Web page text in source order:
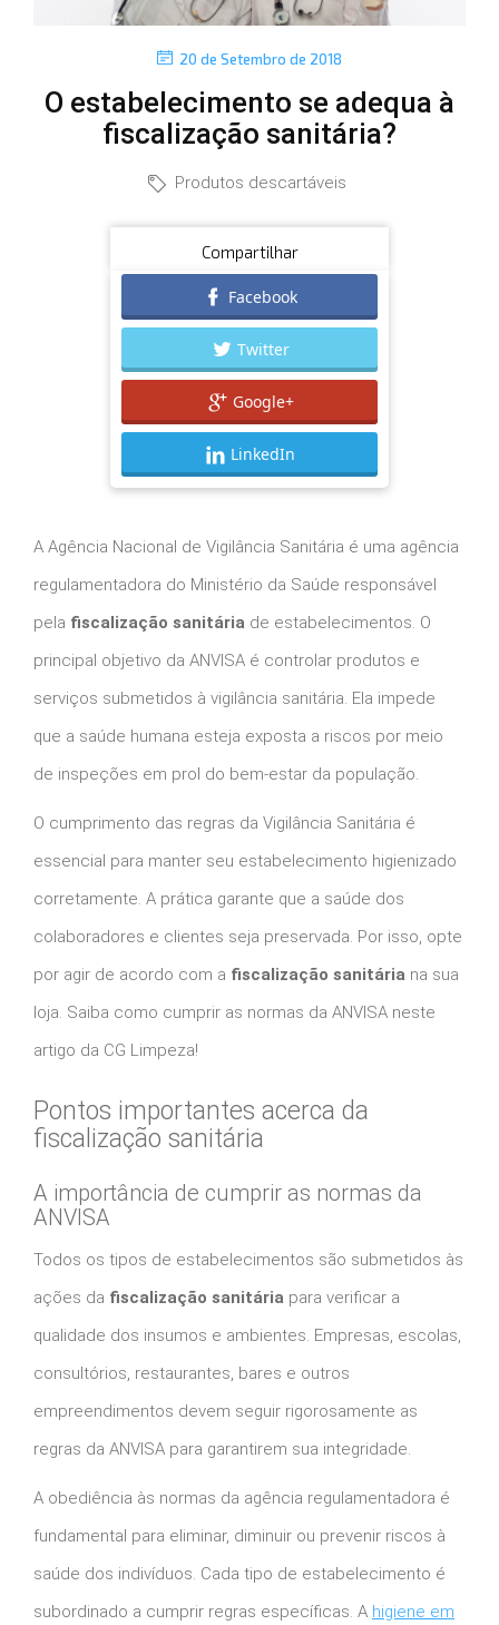
P
s
t
e
o
20 de Setembro de 2018
O estabelecimento se adequa à
fiscalização sanitária?
C
g
r
i
s
Produtos descartáveis
Compartilhar
Facebook
Twitter
Google+
LinkedIn
A Agência Nacional de Vigilância Sanitária é uma agência
regulamentadora do Ministério da Saúde responsável
pela fiscalização sanitária de estabelecimentos. O
principal objetivo da ANVISA é controlar produtos e
serviços submetidos à vigilância sanitária. Ela impede
que a saúde humana esteja exposta a riscos por meio
de inspeções em prol do bem-estar da população.
O cumprimento das regras da Vigilância Sanitária é
essencial para manter seu estabelecimento higienizado
corretamente. A prática garante que a saúde dos
colaboradores e clientes seja preservada. Por isso, opte
por agir de acordo com a fiscalização sanitária na sua
loja. Saiba como cumprir as normas da ANVISA neste
artigo da CG Limpeza!
Pontos importantes acerca da
fiscalização sanitária
A importância de cumprir as normas da
ANVISA
Todos os tipos de estabelecimentos são submetidos às
ações da fiscalização sanitária para verificar a
qualidade dos insumos e ambientes. Empresas, escolas,
consultórios, restaurantes, bares e outros
empreendimentos devem seguir rigorosamente as
regras da ANVISA para garantirem sua integridade.
A obediência às normas da agência regulamentadora é
fundamental para eliminar, diminuir ou prevenir riscos à
saúde dos indivíduos. Cada tipo de estabelecimento é
subordinado a cumprir regras específicas. A higiene em